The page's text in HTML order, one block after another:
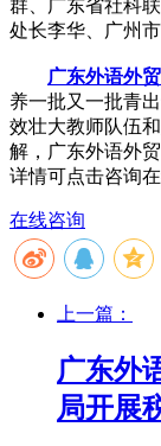
群、广东省社科
处长李华、广州
广东外语外
养一批又一批青
效壮大教师队伍
解，广东外语外
详情可点击咨询在
在线咨询
上一篇：
广东外
局开展